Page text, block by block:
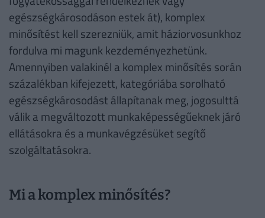
egészségkárosodáson estek át), komplex
minősítést kell szerezniük, amit háziorvosunkhoz
fordulva mi magunk kezdeményezhetünk.
Amennyiben valakinél a komplex minősítés során
százalékban kifejezett, kategóriába sorolható
egészségkárosodást állapítanak meg, jogosulttá
válik a megváltozott munkaképességűeknek járó
ellátásokra és a munkavégzésüket segítő
szolgáltatásokra.
Mi a komplex minősítés?